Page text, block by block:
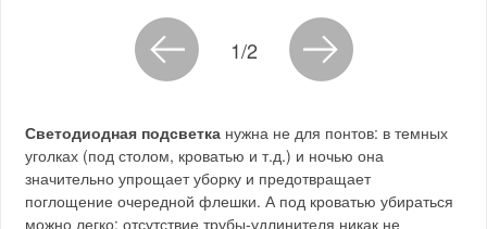
1/2
Светодиодная подсветка нужна не для понтов: в темных
уголках (под столом, кроватью и т.д.) и ночью она
значительно упрощает уборку и предотвращает
поглощение очередной флешки. А под кроватью убираться
можно легко: отсутствие трубы-удлинителя никак не